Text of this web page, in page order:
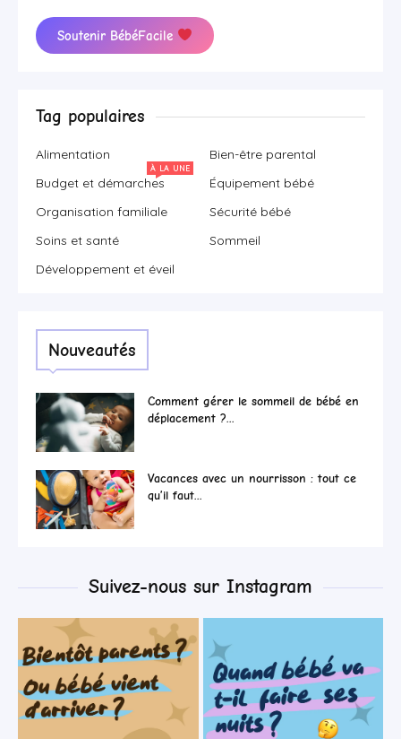
Soutenir BébéFacile
Tag populaires
Alimentation
Bien-être parental
Budget et démarches
À LA UNE
Équipement bébé
Organisation familiale
Sécurité bébé
Soins et santé
Sommeil
Développement et éveil
Nouveautés
Comment gérer le sommeil de bébé en
déplacement ?...
Vacances avec un nourrisson : tout ce
qu’il faut...
Suivez-nous sur Instagram